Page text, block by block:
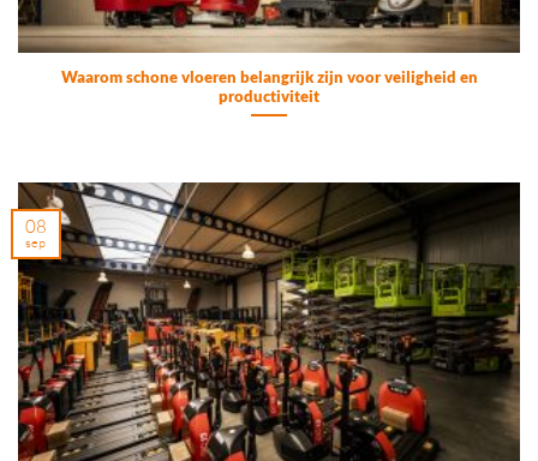
Waarom schone vloeren belangrijk zijn voor veiligheid en
productiviteit
08
sep